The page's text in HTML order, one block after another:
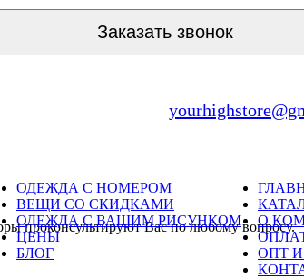
Заказать звонок
О
ОПТ
ОДЕЖДА С НОМЕРОМ
ВЕЩИ СО СКИДКАМИ
ОДЕЖДА С ВАШИМ РИСУНКОМ
ЦЕНЫ
БЛОГ
проконсультируют Вас по любому вопросу.